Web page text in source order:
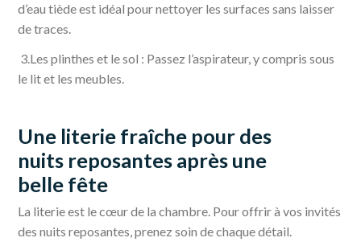
d’eau tiède est idéal pour nettoyer les surfaces sans laisser
de traces.
3.Les plinthes et le sol : Passez l’aspirateur, y compris sous
le lit et les meubles.
Une literie fraîche pour des
nuits reposantes après une
belle fête
La literie est le cœur de la chambre. Pour offrir à vos invités
des nuits reposantes, prenez soin de chaque détail.